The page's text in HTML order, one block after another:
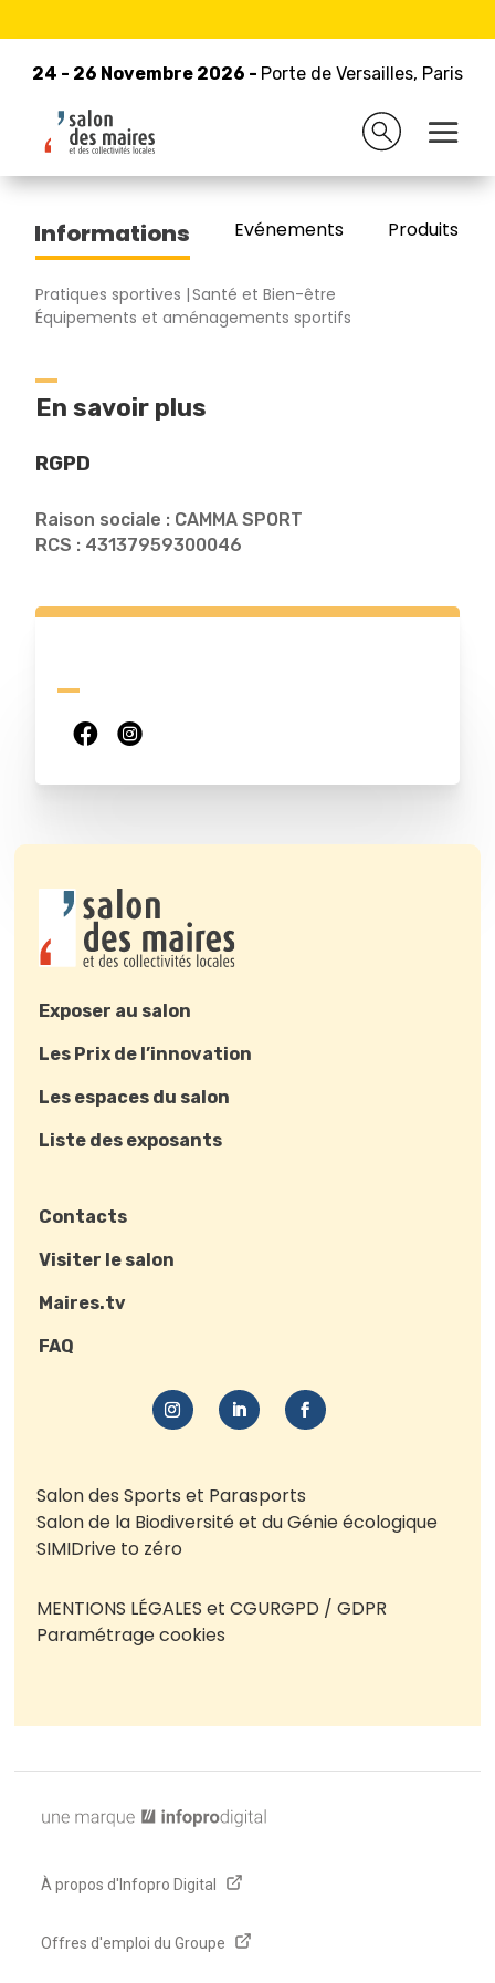
24 - 26 Novembre 2026 - Porte de Versailles, Paris
24 - 26 Novembre 2026 - Porte de Versailles, Paris
Retour à la liste des exposants
CAMMA SPORT
Informations Evénements Produits/
Pratiques sportives Santé et Bien-être
Équipements et aménagements sportifs
En savoir plus
RGPD
Raison sociale : CAMMA SPORT
RCS : 43137959300046
Exposer au salon
Les Prix de l’innovation
Les espaces du salon
Liste des exposants
Contacts
Visiter le salon
Maires.tv
FAQ
Salon des Sports et Parasports
Salon de la Biodiversité et du Génie écologique
SIMIDrive to zéro
MENTIONS LÉGALES et CGURGPD / GDPR
Paramétrage cookies